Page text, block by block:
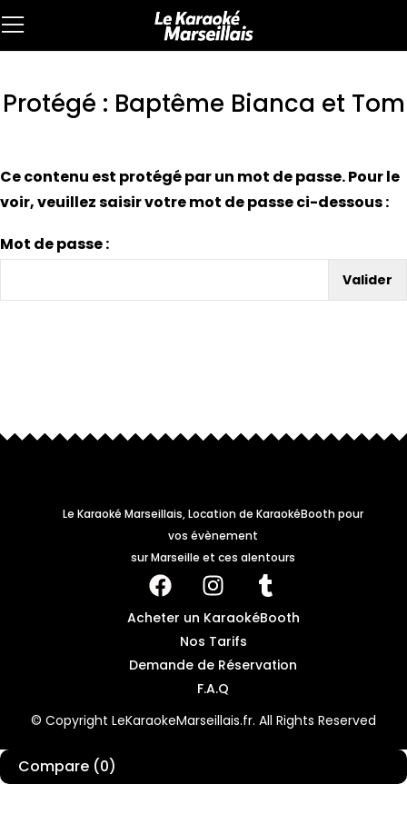
Protégé : Baptême Bianca et Tom
Ce contenu est protégé par un mot de passe. Pour le
voir, veuillez saisir votre mot de passe ci-dessous :
Mot de passe :
Le Karaoké Marseillais, Location de KaraokéBooth pour
vos évènement
sur Marseille et ces alentours
Acheter un KaraokéBooth
Nos Tarifs
Demande de Réservation
F.A.Q
© Copyright LeKaraokeMarseillais.fr. All Rights Reserved
Compare (0)